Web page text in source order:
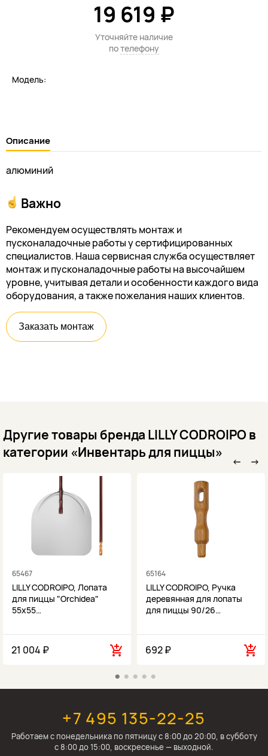
Модель:
19 619 ₽
Уточняйте наличие
потелефону
Описание
алюминий
Важно
Рекомендуем осуществлять монтаж и
пусконаладочные работы у сертифицированных
специалистов. Наша сервисная служба осуществляет
монтаж и пусконаладочные работы на высочайшем
уровне, учитывая детали и особенности каждого вида
оборудования, а также пожелания наших клиентов.
Заказать монтаж
Другие товары бренда LILLY CODROIPO в
категории «Инвентарь для пиццы»
←
65467
LILLY CODROIPO, Лопата
для пиццы "Orchidea"
55х55…
21 004 ₽
65164
LILLY CODROIPO, Ручка
деревянная для лопаты
для пиццы 90/26…
692 ₽
→
+7 495 135-22-25
Работаем c понедельника по пятницу с 8:00 до 20:00, в субботу
с 8:00 до 15:00, воскресенье — выходной.